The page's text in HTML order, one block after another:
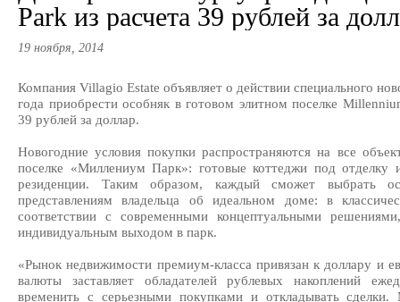
Park из расчета 39 рублей за
19 ноября, 2014
Компания Villagio Estate объявляет о действии специального
года приобрести особняк в готовом элитном поселке
39 рублей за доллар.
Новогодние условия покупки распространяются на все
поселке «Миллениум Парк»: готовые коттеджи под отделку
резиденции. Таким образом, каждый сможет выбрать
представлениям владельца об идеальном доме: в
соответствии с современными концептуальными
индивидуальным выходом в парк.
«Рынок недвижимости премиум-класса привязан к доллару и
валюты заставляет обладателей рублевых накоплений
временить с серьезными покупками и откладывать